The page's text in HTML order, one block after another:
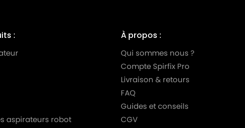
:
aspirateurs robot
À propos :
Qui sommes nous ?
Compte Spirfix Pro
Livraison & retours
FAQ
Guides et conseils
CGV